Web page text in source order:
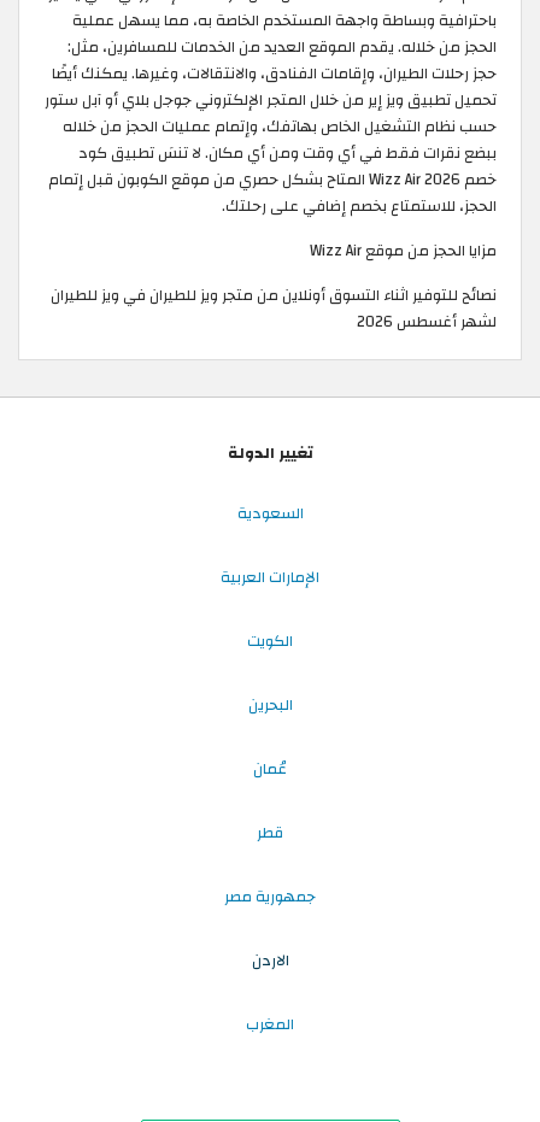
باحترافية وبساطة واجهة المستخدم الخاصة به، مما يسهل عملية
الحجز من خلاله. يقدم الموقع العديد من الخدمات للمسافرين، مثل:
حجز رحلات الطيران، وإقامات الفنادق، والانتقالات، وغيرها. يمكنك أيضًا
تحميل تطبيق ويز إير من خلال المتجر الإلكتروني جوجل بلاي أو آبل ستور
حسب نظام التشغيل الخاص بهاتفك، وإتمام عمليات الحجز من خلاله
ببضع نقرات فقط في أي وقت ومن أي مكان. لا تنسَ تطبيق كود
خصم Wizz Air 2026 المتاح بشكل حصري من موقع الكوبون قبل إتمام
الحجز، للاستمتاع بخصم إضافي على رحلتك.
مزايا الحجز من موقع Wizz Air
نصائح للتوفير اثناء التسوق أونلاين من متجر ويز للطيران في ويز للطيران
لشهر أغسطس 2026
تغيير الدولة
السعودية
الإمارات العربية
الكويت
البحرين
عُمان
قطر
جمهورية مصر
الاردن
المغرب